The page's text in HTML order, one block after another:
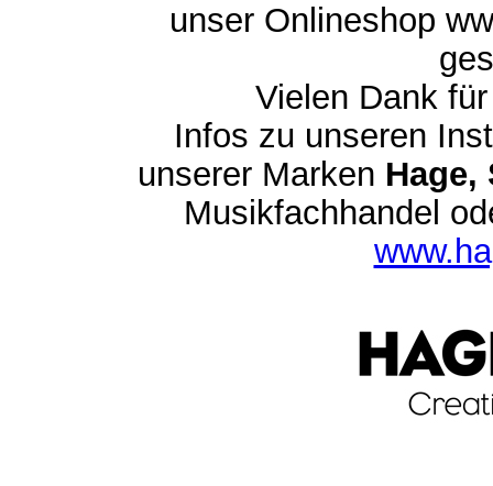
unser Onlineshop
Vielen Dank
Infos zu unseren
unserer Marken Hage,
Musikfachhandel